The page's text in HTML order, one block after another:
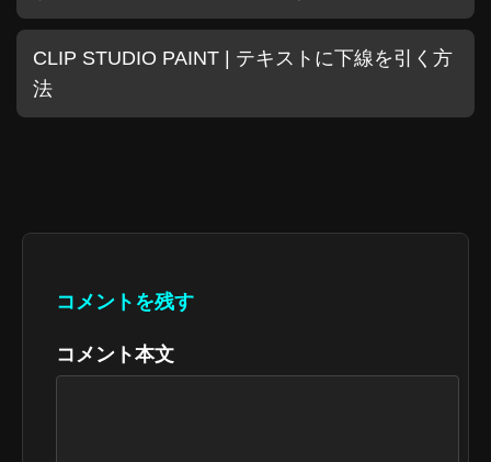
CLIP STUDIO PAINT | テキストに下線を引く方
法
コメントを残す
コメント本文